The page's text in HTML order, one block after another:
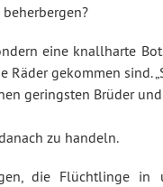
eine knallharte
gekommen sind.
geringsten Brüder
zu handeln.
die Flüchtlinge in